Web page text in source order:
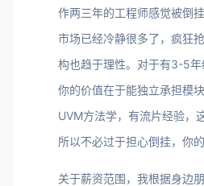
作两三年的工程师感觉被倒
市场已经冷静很多了，疯狂
构也趋于理性。对于有3-5年
你的价值在于能独立承担模
UVM方法学，有流片经验，
所以不必过于担心倒挂，你
关于薪资范围，我根据身边